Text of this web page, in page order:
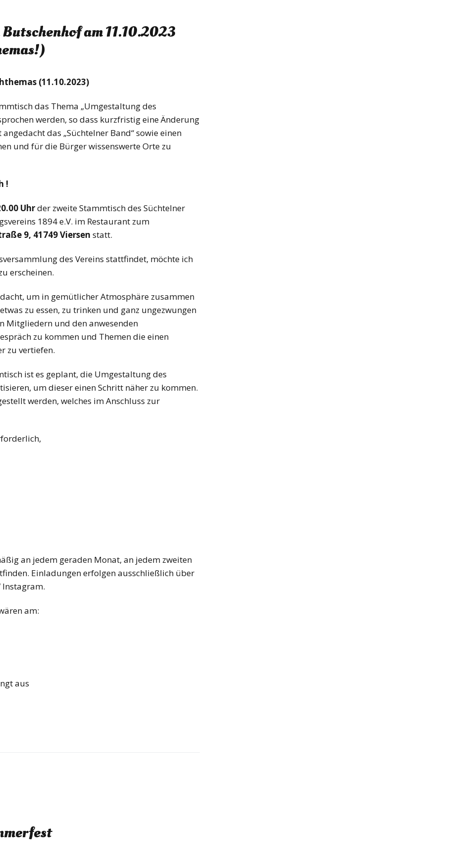
am 11.10.2023
(11.10.2023)
das Thema „Umgestaltung des
werden, so dass kurzfristig eine Änderung
das „Süchtelner Band“ sowie einen
und für die Bürger wissenswerte Orte zu
!
Uhrder zweite Stammtisch des Süchtelner
1894 e.V. im Restaurant zum
9, 41749 Viersen statt.
des Vereins stattfindet, möchte ich
erscheinen.
um in gemütlicher Atmosphäre zusammen
zu essen, zu trinken und ganz ungezwungen
Mitgliedern und den anwesenden
zu kommen und Themen die einen
zu vertiefen.
ist es geplant, die Umgestaltung des
um dieser einen Schritt näher zu kommen.
werden, welches im Anschluss zur
an jedem geraden Monat, an jedem zweiten
Einladungen erfolgen ausschließlich über
Instagram.
am:
aus